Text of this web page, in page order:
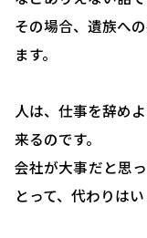
HOME
選ばれる理由
助成金につい
その場合、遺族へ
ます。
人は、仕事を辞め
来るのです。
会社が大事だと思
とって、代わりは